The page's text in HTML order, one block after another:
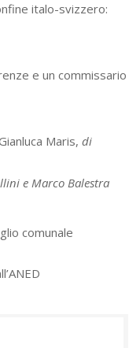
italo-svizzero:
e un commissario
Maris, di
e Marco Balestra
comunale